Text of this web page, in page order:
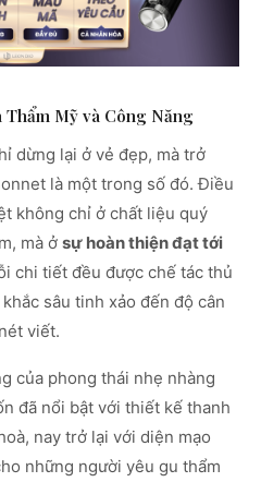
Thẩm Mỹ và Công Năng
dừng lại ở vẻ đẹp, mà trở
là một trong số đó. Điều
không chỉ ở chất liệu quý
mà ở sự hoàn thiện đạt tới
chi tiết đều được chế tác thủ
sâu tinh xảo đến độ cân
viết.
của phong thái nhẹ nhàng
đã nổi bật với thiết kế thanh
nay trở lại với diện mạo
những người yêu gu thẩm